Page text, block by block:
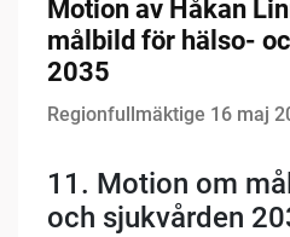
Motion av Håkan
målbild för hälso-
2035
Regionfullmäktige 16 maj
11. Motion om
och sjukvården